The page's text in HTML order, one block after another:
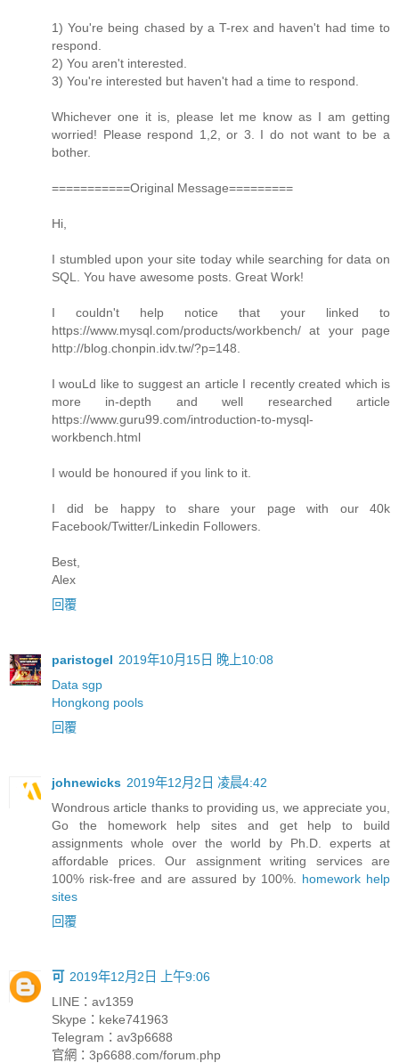
1) You're being chased by a T-rex and haven't had time to
respond.
2) You aren't interested.
3) You're interested but haven't had a time to respond.
Whichever one it is, please let me know as I am getting
worried! Please respond 1,2, or 3. I do not want to be a
bother.
===========Original Message=========
Hi,
I stumbled upon your site today while searching for data on
SQL. You have awesome posts. Great Work!
I couldn't help notice that your linked to
https://www.mysql.com/products/workbench/ at your page
http://blog.chonpin.idv.tw/?p=148.
I wouLd like to suggest an article I recently created which is
more in-depth and well researched article
https://www.guru99.com/introduction-to-mysql-
workbench.html
I would be honoured if you link to it.
I did be happy to share your page with our 40k
Facebook/Twitter/Linkedin Followers.
Best,
Alex
回覆
paristogel 2019年10月15日 晚上10:08
Data sgp
Hongkong pools
回覆
johnewicks 2019年12月2日 凌晨4:42
Wondrous article thanks to providing us, we appreciate you,
Go the homework help sites and get help to build
assignments whole over the world by Ph.D. experts at
affordable prices. Our assignment writing services are
100% risk-free and are assured by 100%. homework help
sites
回覆
可
2019年12月2日 上午9:06
LINE：av1359
Skype：keke741963
Telegram：av3p6688
官網：3p6688.com/forum.php